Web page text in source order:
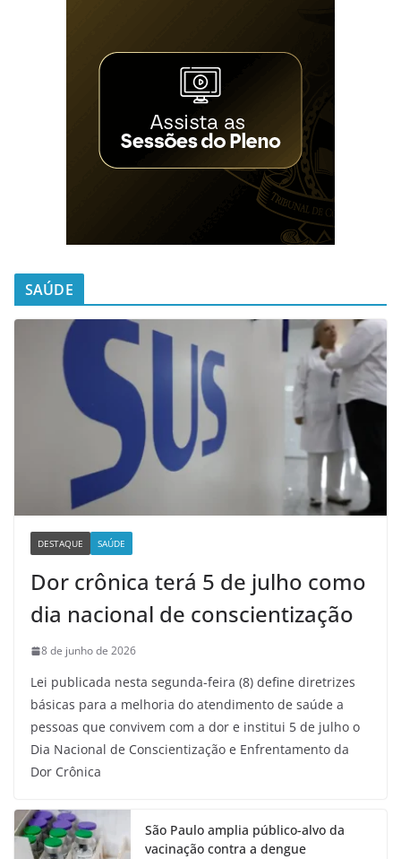
SAÚDE
DESTAQUE SAÚDE
Dor crônica terá 5 de julho como
dia nacional de conscientização
8 de junho de 2026
Lei publicada nesta segunda-feira (8) define diretrizes
básicas para a melhoria do atendimento de saúde a
pessoas que convivem com a dor e institui 5 de julho o
Dia Nacional de Conscientização e Enfrentamento da
Dor Crônica
São Paulo amplia público-alvo da
vacinação contra a dengue